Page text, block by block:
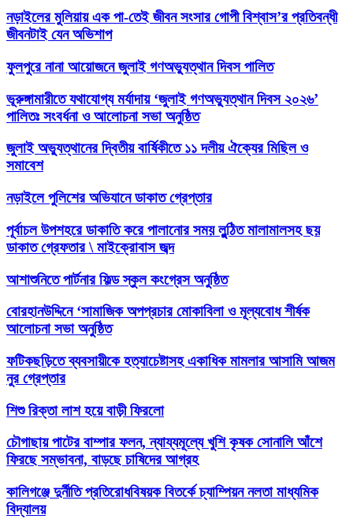
নড়াইলের মুলিয়ায় এক পা-তেই জীবন সংসার গোপী বিশ্বাস’র প্রতিবন্ধী
জীবনটাই যেন অভিশাপ
ফুলপুরে নানা আয়োজনে জুলাই গণঅভ্যুত্থান দিবস পালিত
ভূরুঙ্গামারীতে যথাযোগ্য মর্যাদায় ‘জুলাই গণঅভ্যুত্থান দিবস ২০২৬’
পালিতঃ সংবর্ধনা ও আলোচনা সভা অনুষ্ঠিত
জুলাই অভ্যুত্থানের দ্বিতীয় বার্ষিকীতে ১১ দলীয় ঐক্যের মিছিল ও
সমাবেশ
নড়াইলে পুলিশের অভিযানে ডাকাত গ্রেপ্তার
পূর্বাচল উপশহরে ডাকাতি করে পালানোর সময় লুন্ঠিত মালামালসহ ছয়
ডাকাত গ্রেফতার \ মাইক্রোবাস জব্দ
আশাশুনিতে পার্টনার ফিল্ড স্কুল কংগ্রেস অনুষ্ঠিত
‎বোরহানউদ্দিনে ‘সামাজিক অপপ্রচার মোকাবিলা ও মূল্যবোধ শীর্ষক
আলোচনা সভা অনুষ্ঠিত
ফটিকছড়িতে ব্যবসায়ীকে হত্যাচেষ্টাসহ একাধিক মামলার আসামি আজম
নুর গ্রেপ্তার
শিশু রিক্তা লাশ হয়ে বাড়ী ফিরলো
চৌগাছায় পাটের বাম্পার ফলন, ন্যায্যমূল্যে খুশি কৃষক সোনালি আঁশে
ফিরছে সম্ভাবনা, বাড়ছে চাষিদের আগ্রহ
কালিগঞ্জে দুর্নীতি প্রতিরোধবিষয়ক বিতর্কে চ্যাম্পিয়ন নলতা মাধ্যমিক
বিদ্যালয়